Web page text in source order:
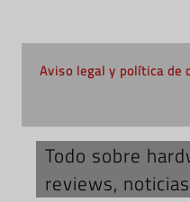
Aviso legal y política de
Todo sobre
reviews,